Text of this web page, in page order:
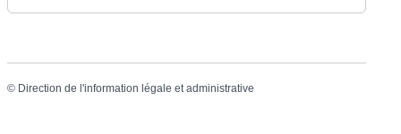
© Direction de l'information légale et administrative